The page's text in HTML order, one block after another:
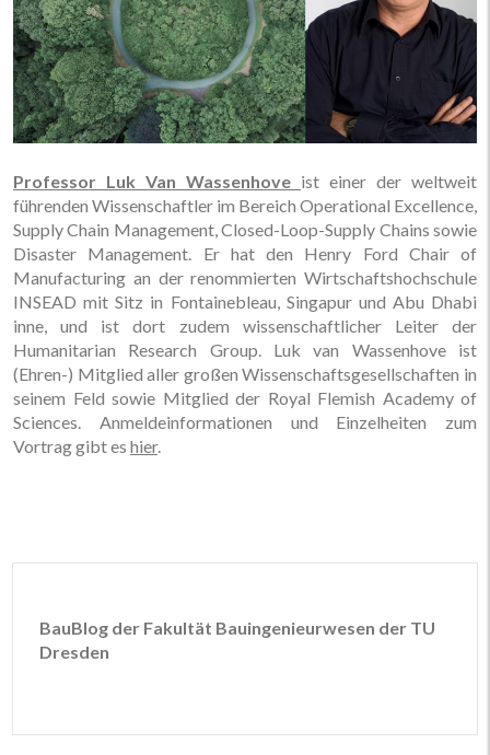
Professor Luk Van Wassenhove ist einer der weltweit
führenden Wissenschaftler im Bereich Operational Excellence,
Supply Chain Management, Closed-Loop-Supply Chains sowie
Disaster Management. Er hat den Henry Ford Chair of
Manufacturing an der renommierten Wirtschaftshochschule
INSEAD mit Sitz in Fontainebleau, Singapur und Abu Dhabi
inne, und ist dort zudem wissenschaftlicher Leiter der
Humanitarian Research Group. Luk van Wassenhove ist
(Ehren-) Mitglied aller großen Wissenschaftsgesellschaften in
seinem Feld sowie Mitglied der Royal Flemish Academy of
Sciences. Anmeldeinformationen und Einzelheiten zum
Vortrag gibt es hier.
BauBlog der Fakultät Bauingenieurwesen der TU
Dresden